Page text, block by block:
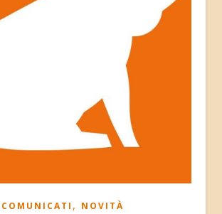
COMUNICATI , NOVITÀ